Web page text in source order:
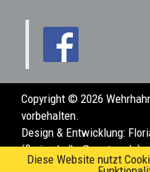
Diese Website nutzt
Copyright © 2026
vorbehalten.
Design & Entwicklung:
(florian.kalka@posteo.de)